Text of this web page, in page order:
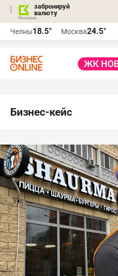
забронируй
валюту
Челны18.5° Москва24.5°
Бизнес-кейс